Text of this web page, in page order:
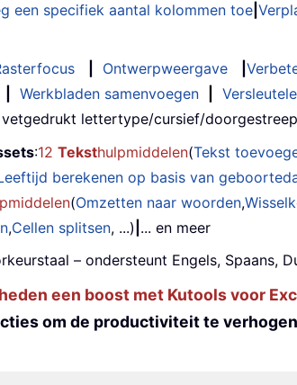
een specifiek aantal kolommen toe
Ontwerpweergave
Werkbladen samenvoegen
lettertype/cursief/
:12 Teksthulpmiddelen(Tekst
berekenen op basis van
(Omzetten naar woorden,
,Cellen splitsen, ...) ... en meer
– ondersteunt Engels, Spaans,
een boost met Kutools voor
om de productiviteit te